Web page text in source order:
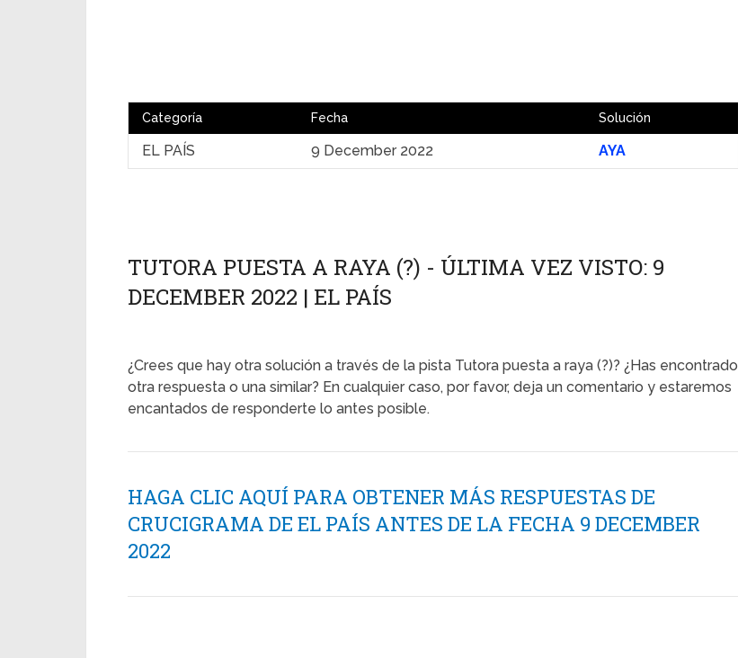
Categoría Fecha Solución
EL PAÍS 9 December 2022 AYA
TUTORA PUESTA A RAYA (?) - ÚLTIMA VEZ VISTO: 9
DECEMBER 2022 | EL PAÍS
¿Crees que hay otra solución a través de la pista Tutora puesta a raya (?)? ¿Has encontrado
otra respuesta o una similar? En cualquier caso, por favor, deja un comentario y estaremos
encantados de responderte lo antes posible.
HAGA CLIC AQUÍ PARA OBTENER MÁS RESPUESTAS DE
CRUCIGRAMA DE EL PAÍS ANTES DE LA FECHA 9 DECEMBER
2022